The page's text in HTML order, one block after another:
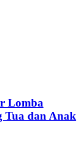
Lomba
Tua dan Anak